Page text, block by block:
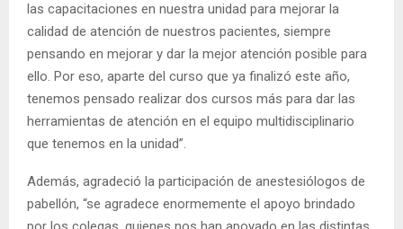
las capacitaciones en nuestra unidad para mejorar la
calidad de atención de nuestros pacientes, siempre
pensando en mejorar y dar la mejor atención posible para
ello. Por eso, aparte del curso que ya finalizó este año,
tenemos pensado realizar dos cursos más para dar las
herramientas de atención en el equipo multidisciplinario
que tenemos en la unidad”.
Además, agradeció la participación de anestesiólogos de
pabellón, “se agradece enormemente el apoyo brindado